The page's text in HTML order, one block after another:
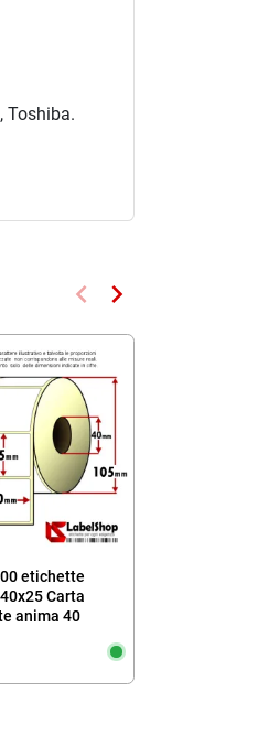
Toshiba.
Precedente
keyboard_arrow_left Successivo
keyboard_arrow_right
etichette
Carta
anima 40